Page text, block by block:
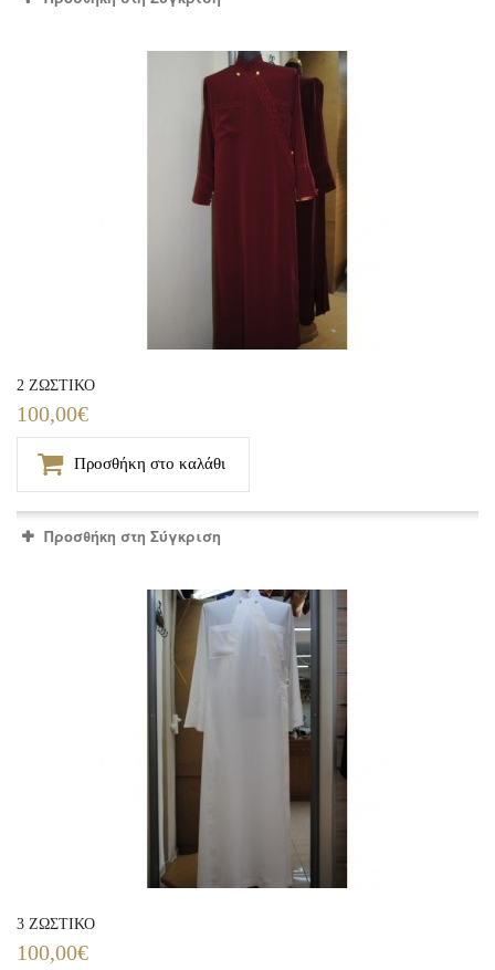
2 ΖΩΣΤΙΚΟ
100,00€
Προσθήκη στο καλάθι
Προσθήκη στη Σύγκριση
3 ΖΩΣΤΙΚΟ
100,00€